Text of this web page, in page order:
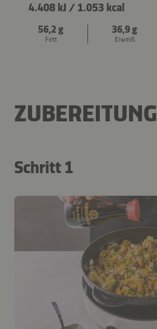
4.408 kJ / 1.053 kcal
56,2 g
Fett
36,9 g
Eiweiß
ZUBEREITUNG
Schritt 1